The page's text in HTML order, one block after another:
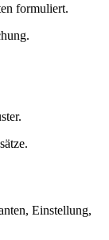
formuliert.
Einstellung,